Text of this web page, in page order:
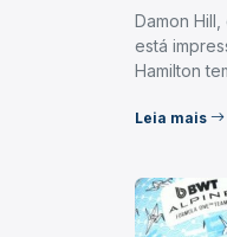
Damon Hill,
está
Hamilton
Leia mais